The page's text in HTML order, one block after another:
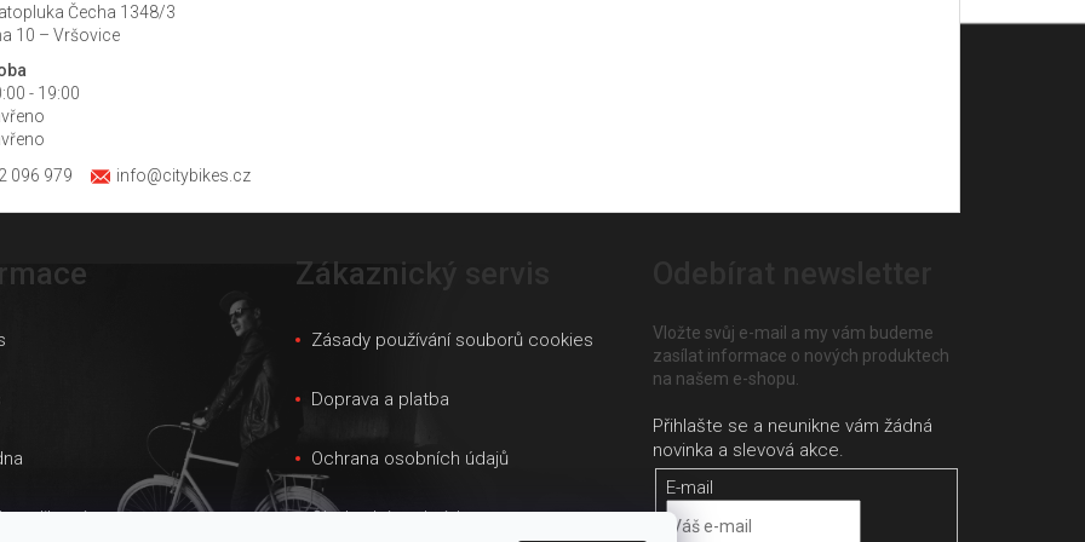
Čecha 1348/3
10 – Vršovice
- 19:00
096 979
info@citybikes.cz
velikostí
Zákaznický servis
Zásady používání souborů cookies
Doprava a platba
Ochrana osobních údajů
Obchodní podmínky
Vložte svůj e-mail a my vám budeme
zasílat informace o nových produktech
na našem e-shopu.
E-mail